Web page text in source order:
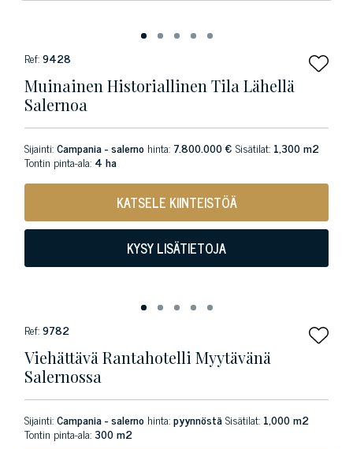
Ref:9428
Muinainen Historiallinen Tila Lähellä
Salernoa
Sijainti:Campania - salerno hinta: 7.800.000 € Sisätilat: 1,300 m2
Tontin pinta-ala: 4 ha
KATSELE KIINTEISTÖÄ
KYSY LISÄTIETOJA
Ref:9782
Viehättävä Rantahotelli Myytävänä
Salernossa
Sijainti:Campania - salerno hinta:pyynnöstäSisätilat: 1,000 m2
Tontin pinta-ala:300 m2